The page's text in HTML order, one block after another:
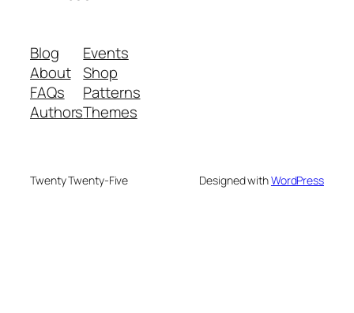
Blog
About
FAQs
Authors
Events
Shop
Patterns
Themes
Twenty Twenty-Five Designed withWordPress